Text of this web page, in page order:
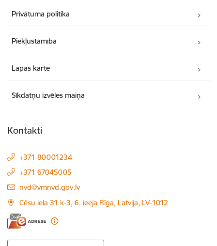
Privātuma politika
Piekļūstamība
Lapas karte
Sīkdatņu izvēles maiņa
Kontakti
+371 80001234
+371 67045005
E-pasts:
nvd@vmnvd.gov.lv
Cēsu iela 31 k-3, 6. ieeja Rīga, Latvija, LV-1012